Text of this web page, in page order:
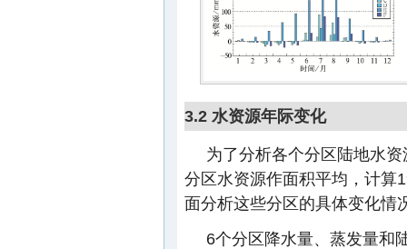
3.2 水资源年际变化
为了分析各个分区陆地水
分区水资源作面积平均，计
面分析这些分区的具体变化情
6个分区降水量、蒸发量和